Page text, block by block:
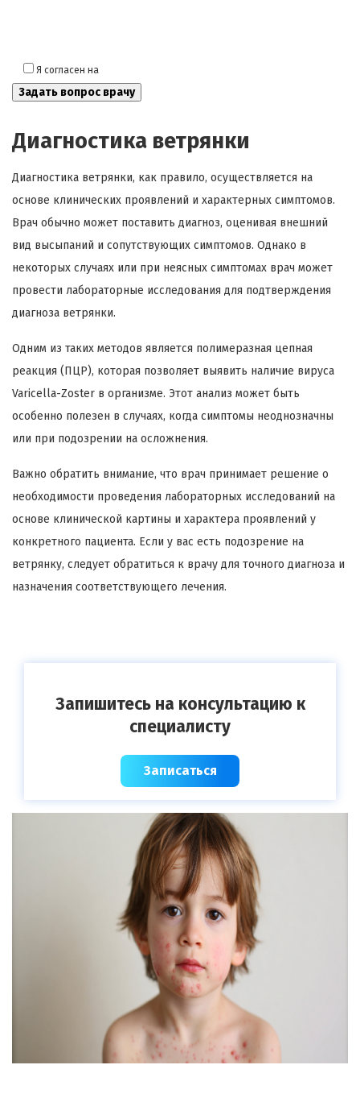
Я согласен на
Диагностика ветрянки
Диагностика ветрянки, как правило, осуществляется на
основе клинических проявлений и характерных симптомов.
Врач обычно может поставить диагноз, оценивая внешний
вид высыпаний и сопутствующих симптомов. Однако в
некоторых случаях или при неясных симптомах врач может
провести лабораторные исследования для подтверждения
диагноза ветрянки.
Одним из таких методов является полимеразная цепная
реакция (ПЦР), которая позволяет выявить наличие вируса
Varicella-Zoster в организме. Этот анализ может быть
особенно полезен в случаях, когда симптомы неоднозначны
или при подозрении на осложнения.
Важно обратить внимание, что врач принимает решение о
необходимости проведения лабораторных исследований на
основе клинической картины и характера проявлений у
конкретного пациента. Если у вас есть подозрение на
ветрянку, следует обратиться к врачу для точного диагноза и
назначения соответствующего лечения.
Запишитесь на консультацию к
специалисту
Записаться